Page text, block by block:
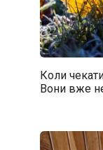
Коли
Вони вже